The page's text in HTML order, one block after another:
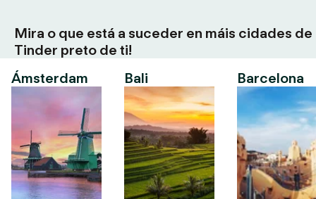
Mira o que está a suceder en máis cidades de
Tinder preto de ti!
Ámsterdam
Bali Barcelona